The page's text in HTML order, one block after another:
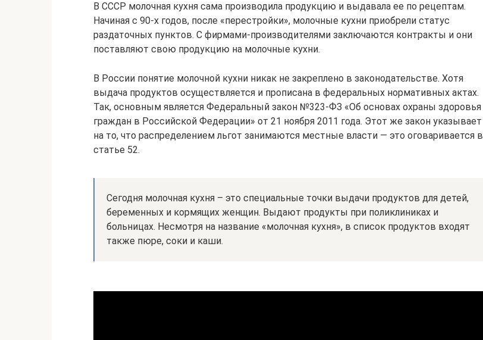
В СССР молочная кухня сама производила продукцию и выдавала ее по рецептам.
Начиная с 90-х годов, после «перестройки», молочные кухни приобрели статус
раздаточных пунктов. С фирмами-производителями заключаются контракты и они
поставляют свою продукцию на молочные кухни.
В России понятие молочной кухни никак не закреплено в законодательстве. Хотя
выдача продуктов осуществляется и прописана в федеральных нормативных актах.
Так, основным является Федеральный закон №323-ФЗ «Об основах охраны здоровья
граждан в Российской Федерации» от 21 ноября 2011 года. Этот же закон указывает
на то, что распределением льгот занимаются местные власти — это оговаривается в
статье 52.
Сегодня молочная кухня – это специальные точки выдачи продуктов для детей,
беременных и кормящих женщин. Выдают продукты при поликлиниках и
больницах. Несмотря на название «молочная кухня», в список продуктов входят
также пюре, соки и каши.